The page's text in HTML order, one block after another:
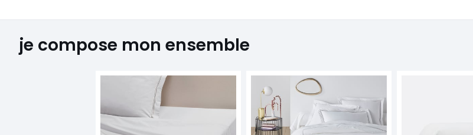
je compose mon ensemble